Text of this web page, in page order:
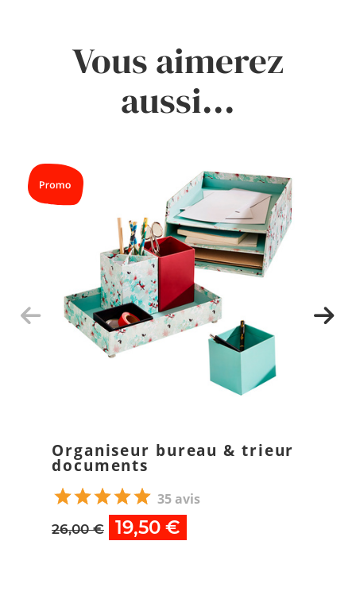
Vous aimerez
aussi...
Organiseur bureau & trieur
documents
35 avis
26,00 € 19,50 €